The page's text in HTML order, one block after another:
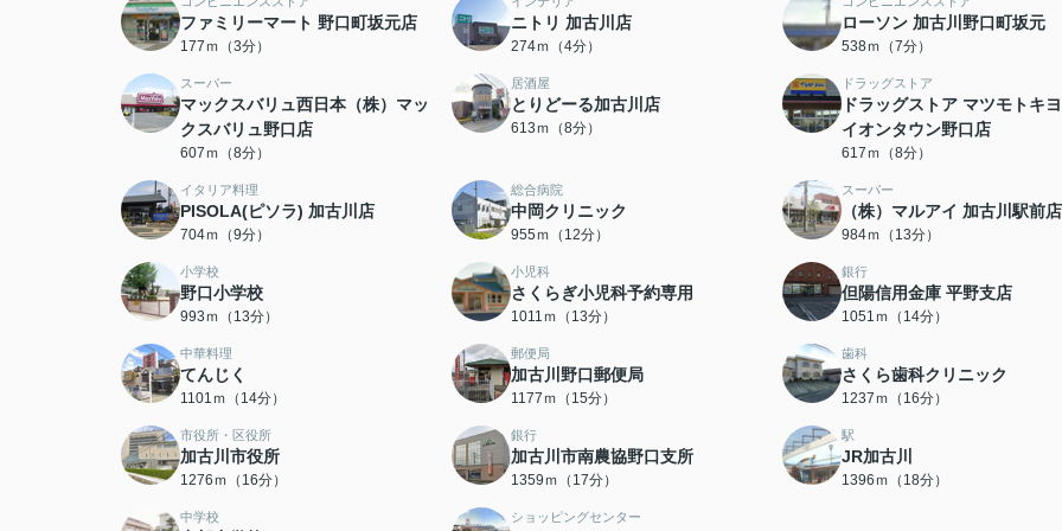
ファミリーマート 野口町坂元店
177ｍ（3分）
ニトリ 加古川店
274ｍ（4分）
ローソン 加古川野口町坂元
538ｍ（7分）
スーパー
マックスバリュ西日本（株）マッ
クスバリュ野口店
607ｍ（8分）
居酒屋
とりどーる加古川店
613ｍ（8分）
ドラッグストア
ドラッグストア マツモトキ
イオンタウン野口店
617ｍ（8分）
イタリア料理
PISOLA(ピソラ) 加古川店
704ｍ（9分）
総合病院
中岡クリニック
955ｍ（12分）
スーパー
（株）マルアイ 加古川駅前店
984ｍ（13分）
小学校
野口小学校
993ｍ（13分）
小児科
さくらぎ小児科予約専用
1011ｍ（13分）
銀行
但陽信用金庫 平野支店
1051ｍ（14分）
中華料理
てんじく
1101ｍ（14分）
郵便局
加古川野口郵便局
1177ｍ（15分）
歯科
さくら歯科クリニック
1237ｍ（16分）
市役所・区役所
加古川市役所
1276ｍ（16分）
銀行
加古川市南農協野口支所
1359ｍ（17分）
駅
JR加古川
1396ｍ（18分）
中学校 ショッピングセンター